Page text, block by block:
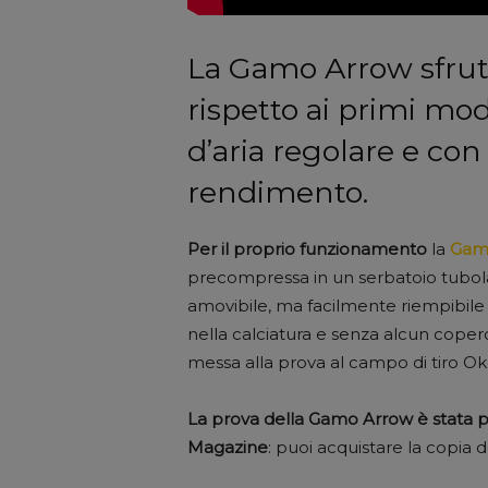
La Gamo Arrow
rispetto ai primi
d’aria regolare e
rendimento.
Per il proprio funzionamento la
precompressa in un serbatoio
amovibile, ma facilmente
nella calciatura e senza alcun
messa alla prova al campo di tiro
La prova della Gamo Arrow è stata
Magazine: puoi acquistare la copia